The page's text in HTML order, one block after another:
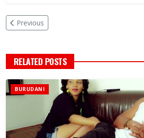
Previous
RELATED POSTS
BURUDANI